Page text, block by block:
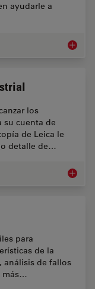
ayudarle a
los
su cuenta de
de Leica le
detalle de…
para
de la
análisis de fallos
más…